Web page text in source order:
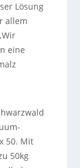
Lösung
allem
eine
50. Mit
50kg